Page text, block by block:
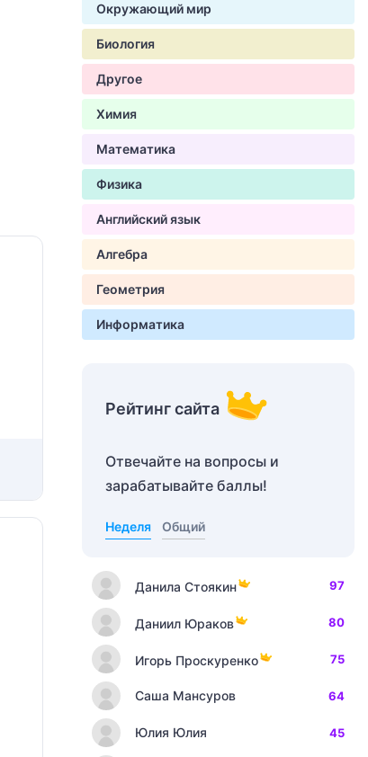
Окружающий мир
Биология
Другое
Химия
Математика
Физика
Английский язык
Алгебра
Геометрия
Информатика
Рейтинг сайта
Отвечайте на вопросы и
зарабатывайте баллы!
Неделя Общий
Данила Стоякин 97
Даниил Юраков 80
Игорь Проскуренко 75
Саша Мансуров 64
Юлия Юлия 45